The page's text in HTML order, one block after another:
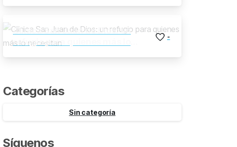
Clínica San Juan de Dios: un
refugio para quienes más lo
-
Categorías
Sin categoría
Síguenos